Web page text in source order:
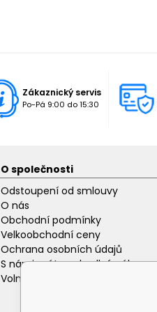
Zákaznický servis
Po-Pá 9:00 do 15:30
O společnosti
Odstoupení od smlouvy
O nás
Obchodní podmínky
Velkoobchodní ceny
Ochrana osobních údajů
S námi máte pohodlný nákup
Volné pracovní pozice